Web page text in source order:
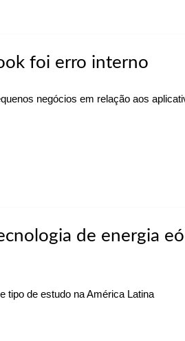
foi erro interno
negócios em relação aos
de energia
tipo de estudo na América Latina